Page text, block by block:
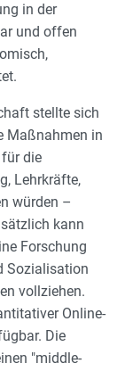
in der
und offen
stellte sich
Maßnahmen in
die
Lehrkräfte,
würden –
kann
Forschung
Sozialisation
vollziehen.
Online-
Die
"middle-